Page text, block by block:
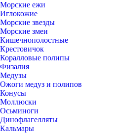
Морские ежи
Иглокожие
Морские звезды
Морские змеи
Кишечнополостные
Крестовичок
Коралловые полипы
Физалия
Медузы
Ожоги медуз и полипов
Конусы
Моллюски
Осьминоги
Динофлагелляты
Кальмары